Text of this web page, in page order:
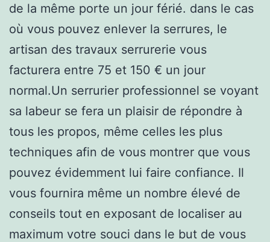
de la même porte un jour férié. dans le cas
où vous pouvez enlever la serrures, le
artisan des travaux serrurerie vous
facturera entre 75 et 150 € un jour
normal.Un serrurier professionnel se voyant
sa labeur se fera un plaisir de répondre à
tous les propos, même celles les plus
techniques afin de vous montrer que vous
pouvez évidemment lui faire confiance. Il
vous fournira même un nombre élevé de
conseils tout en exposant de localiser au
maximum votre souci dans le but de vous